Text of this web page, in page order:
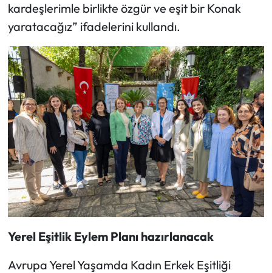
kardeşlerimle birlikte özgür ve eşit bir Konak
yaratacağız” ifadelerini kullandı.
Yerel Eşitlik Eylem Planı hazırlanacak
Avrupa Yerel Yaşamda Kadın Erkek Eşitliği